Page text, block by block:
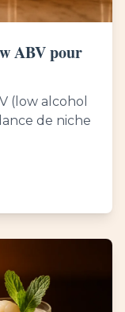
ABV pour
(low alcohol
de niche